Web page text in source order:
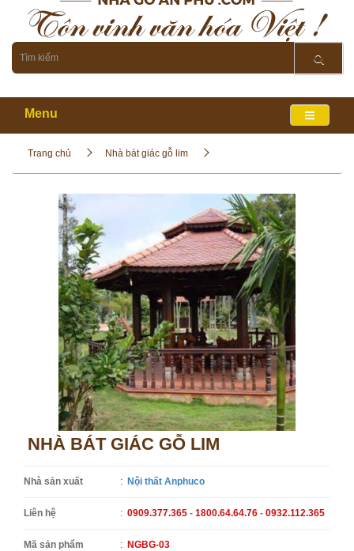
Menu
Trang chủ Nhà bát giác gỗ lim
NHÀ BÁT GIÁC GỖ LIM
Nhà sản xuất : Nội thất Anphuco
Liên hệ : 0909.377.365 - 1800.64.64.76 - 0932.112.365
Mã sản phẩm : NGBG-03